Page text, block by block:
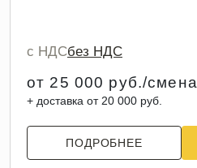
с НДСбез НДС
от 25 000 руб./смена
+ доставка от 20 000 руб.
ПОДРОБНЕЕ